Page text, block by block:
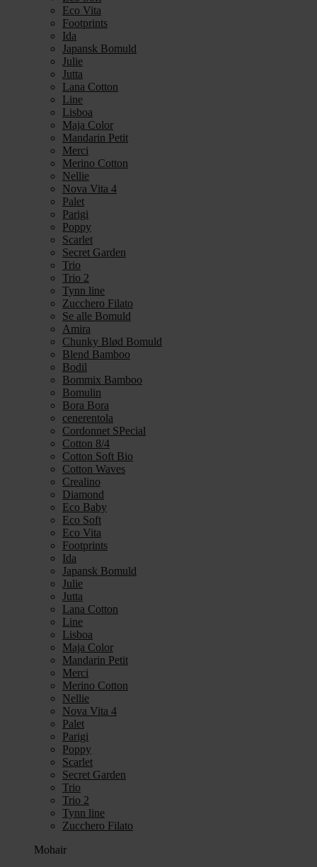
Eco Vita
Footprints
Ida
Japansk Bomuld
Julie
Jutta
Lana Cotton
Line
Lisboa
Maja Color
Mandarin Petit
Merci
Merino Cotton
Nellie
Nova Vita 4
Palet
Parigi
Poppy
Scarlet
Secret Garden
Trio
Trio 2
Tynn line
Zucchero Filato
Se alle Bomuld
Amira
Chunky Blød Bomuld
Blend Bamboo
Bodil
Bommix Bamboo
Bomulin
Bora Bora
cenerentola
Cordonnet SPecial
Cotton 8/4
Cotton Soft Bio
Cotton Waves
Crealino
Diamond
Eco Baby
Eco Soft
Eco Vita
Footprints
Ida
Japansk Bomuld
Julie
Jutta
Lana Cotton
Line
Lisboa
Maja Color
Mandarin Petit
Merci
Merino Cotton
Nellie
Nova Vita 4
Palet
Parigi
Poppy
Scarlet
Secret Garden
Trio
Trio 2
Tynn line
Zucchero Filato
Mohair